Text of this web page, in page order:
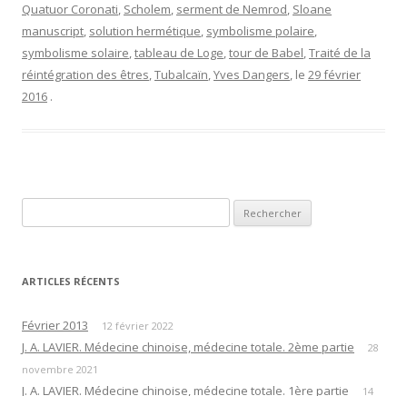
Quatuor Coronati, Scholem, serment de Nemrod, Sloane
manuscript, solution hermétique, symbolisme polaire,
symbolisme solaire,tableau de Loge,tour de Babel,Traité de la
réintégration des êtres,Tubalcaïn,Yves Dangers, le 29 février
2016 .
ARTICLES RÉCENTS
Février 2013 12 février 2022
J. A. LAVIER. Médecine chinoise, médecine totale. 2ème partie
28
novembre 2021
J. A. LAVIER. Médecine chinoise, médecine totale. 1ère partie 14